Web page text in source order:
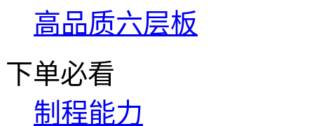
高品质六层板
下单必看
制程能力